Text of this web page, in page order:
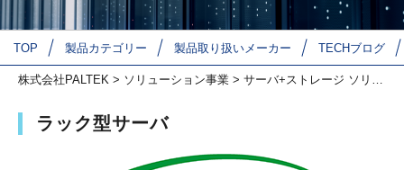
TOP 製品カテゴリー 製品取り扱いメーカー TECHブログ
株式会社PALTEK > ソリューション事業 > サーバ+ストレージ ソリューション
ラック型サーバ